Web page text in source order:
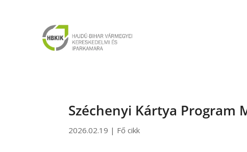
Széchenyi Kártya Program
2026.02.19 | Fő cikk